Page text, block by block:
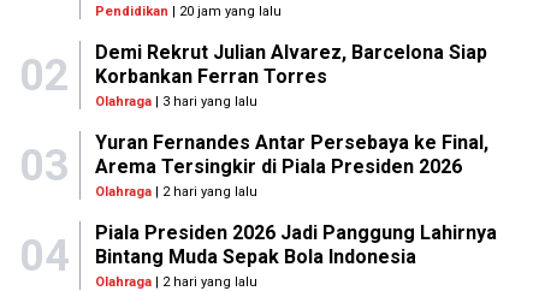
Pendidikan | 20 jam yang lalu
02
Demi Rekrut Julian Alvarez, Barcelona Siap
Korbankan Ferran Torres
Olahraga| 3 hari yang lalu
03
Yuran Fernandes Antar Persebaya ke Final,
Arema Tersingkir di Piala Presiden 2026
Olahraga| 2 hari yang lalu
04
Piala Presiden 2026 Jadi Panggung Lahirnya
Bintang Muda Sepak Bola Indonesia
Olahraga| 2 hari yang lalu